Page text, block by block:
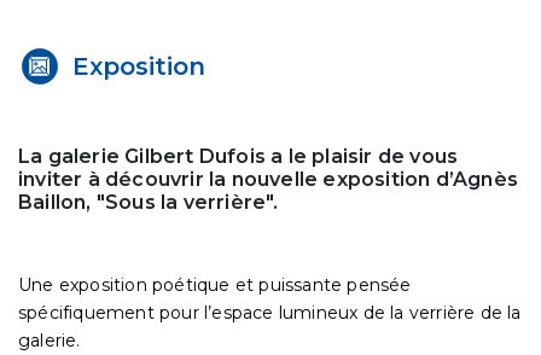
Exposition
La galerie Gilbert Dufois a le plaisir de vous
inviter à découvrir la nouvelle exposition d’Agnès
Baillon, "Sous la verrière".
Une exposition poétique et puissante pensée
spécifiquement pour l’espace lumineux de la verrière de la
galerie.